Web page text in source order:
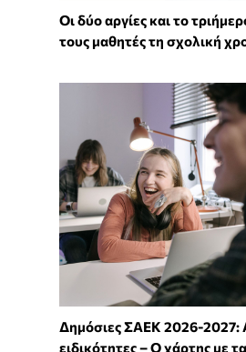
Οι δύο αργίες και το
τους μαθητές τη σχολική
Δημόσιες ΣΑΕΚ 2026-2027:
ειδικότητες – Ο χάρτης με